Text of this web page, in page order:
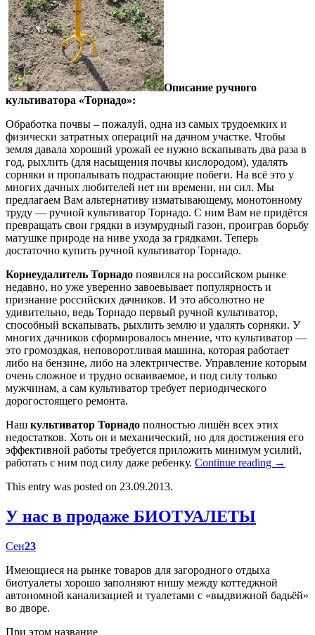
Описание ручного
культиватора «Торнадо»:
Обработка почвы – пожалуй, одна из самых трудоемких и
физически затратных операций на дачном участке. Чтобы
земля давала хороший урожай ее нужно вскапывать два раза в
год, рыхлить (для насыщения почвы кислородом), удалять
сорняки и пропалывать подрастающие побеги. На всё это у
многих дачных любителей нет ни времени, ни сил. Мы
предлагаем Вам альтернативу изматывающему, монотонному
труду — ручной культиватор Торнадо. С ним Вам не придётся
превращать свои грядки в изумрудный газон, проиграв борьбу
матушке природе на ниве ухода за грядками. Теперь
достаточно купить ручной культиватор Торнадо.
Корнеудалитель Торнадо появился на российском рынке
недавно, но уже уверенно завоевывает популярность и
признание российских дачников. И это абсолютно не
удивительно, ведь Торнадо первый ручной культиватор,
способный вскапывать, рыхлить землю и удалять сорняки. У
многих дачников сформировалось мнение, что культиватор —
это громоздкая, неповоротливая машина, которая работает
либо на бензине, либо на электричестве. Управление которым
очень сложное и трудно осваиваемое, и под силу только
мужчинам, а сам культиватор требует периодического
дорогостоящего ремонта.
Наш культиватор Торнадо полностью лишён всех этих
недостатков. Хоть он и механический, но для достижения его
эффективной работы требуется приложить минимум усилий,
работать с ним под силу даже ребенку. Continue reading →
This entry was posted on 23.09.2013.
У нас в продаже БИОТУАЛЕТЫ
Сен23
Имеющиеся на рынке товаров для загородного отдыха
биотуалеты хорошо заполняют нишу между коттеджной
автономной канализацией и туалетами с «выдвижной бадьёй»
во дворе.
При этом название